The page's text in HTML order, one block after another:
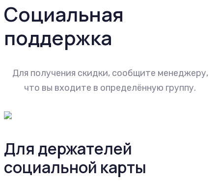
Социальная
поддержка
Для получения скидки, сообщите менеджеру,
что вы входите в определённую группу.
Для держателей
социальной карты